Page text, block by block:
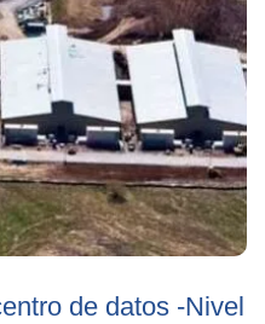
de datos -Nivel